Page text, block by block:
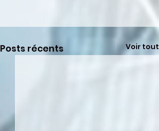
Posts récents Voir tout